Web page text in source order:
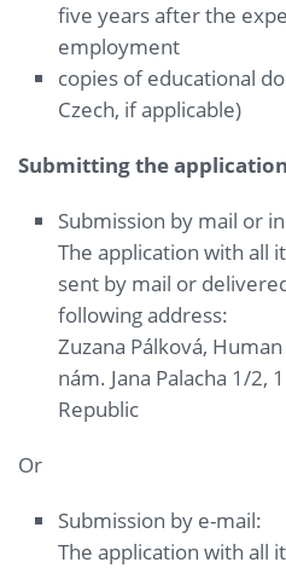
five years after the
employment
copies of educational
Czech, if applicable)
Submitting the
Submission by mail or
The application with all
sent by mail or
following address:
Zuzana Pálková,
nám. Jana Palacha 1/2,
Republic
Or
Submission by e-mail:
The application with all